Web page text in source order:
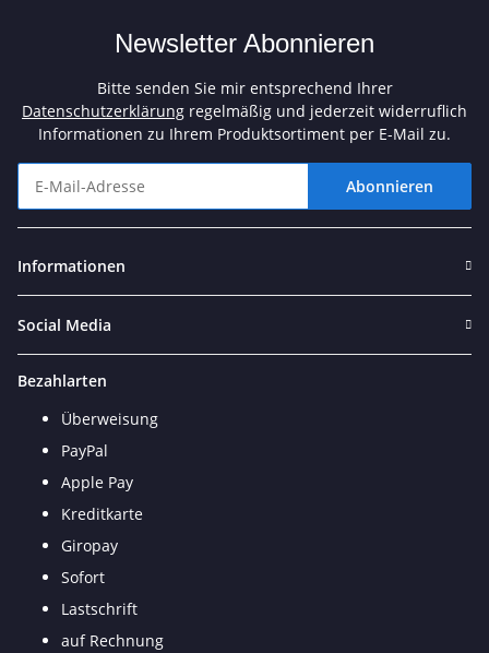
Newsletter Abonnieren
Bitte senden Sie mir entsprechend Ihrer
Datenschutzerklärung regelmäßig und jederzeit widerruflich
Informationen zu Ihrem Produktsortiment per E-Mail zu.
Abonnieren
Informationen
Social Media
Bezahlarten
Überweisung
PayPal
Apple Pay
Kreditkarte
Giropay
Sofort
Lastschrift
auf Rechnung